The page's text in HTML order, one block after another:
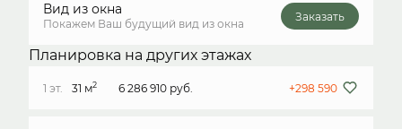
Вид из окна
Покажем Ваш будущий вид из окна
Заказать
Планировка на других этажах
1 эт. 31 м2 6 286 910 руб. +298 590